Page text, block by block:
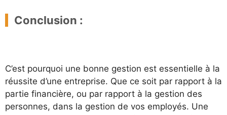
Conclusion :
C’est pourquoi une bonne gestion est essentielle à la
réussite d’une entreprise. Que ce soit par rapport à la
partie financière, ou par rapport à la gestion des
personnes, dans la gestion de vos employés. Une